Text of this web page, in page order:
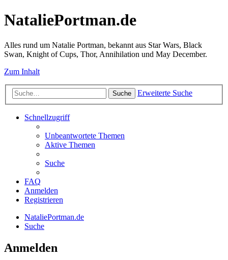
NataliePortman.de
Alles rund um Natalie Portman, bekannt aus Star Wars, Black
Swan, Knight of Cups, Thor, Annihilation und May December.
Zum Inhalt
Suche Erweiterte Suche
Schnellzugriff
Unbeantwortete Themen
Aktive Themen
Suche
FAQ
Anmelden
Registrieren
NataliePortman.de
Suche
Anmelden